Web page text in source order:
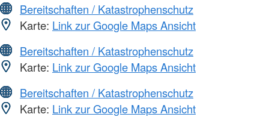
Bereitschaften / Katastrophenschutz
Karte: Link zur Google Maps Ansicht
Bereitschaften / Katastrophenschutz
Karte: Link zur Google Maps Ansicht
Bereitschaften / Katastrophenschutz
Karte: Link zur Google Maps Ansicht